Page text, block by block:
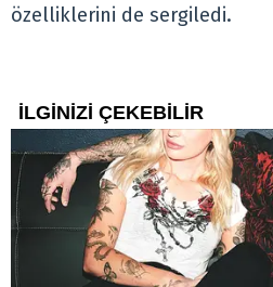
özelliklerini de sergiledi.